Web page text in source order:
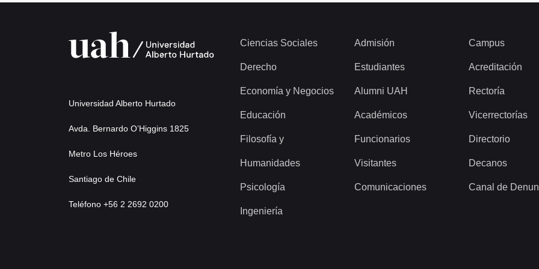
Universidad Alberto Hurtado
Avda. Bernardo O’Higgins 1825
Metro Los Héroes
Santiago de Chile
Teléfono +56 2 2692 0200
Ciencias Sociales
Derecho
Economía y Negocios
Educación
Filosofía y
Humanidades
Psicología
Ingeniería
Admisión
Estudiantes
Alumni UAH
Académicos
Funcionarios
Visitantes
Comunicaciones
Campus
Acreditación
Rectoría
Vicerrectorías
Directorio
Decanos
Canal de